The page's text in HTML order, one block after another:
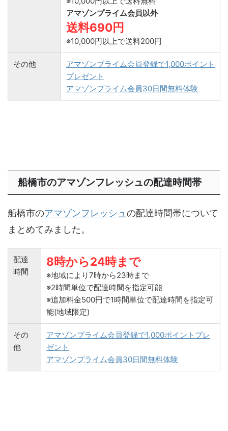
アマゾンプライム会員以外
送料690円
※10,000円以上で送料200円
その他
アマゾンプライム会員登録で1,000ポイント
プレゼント
アマゾンプライム会員30日間無料体験
船橋市のアマゾンフレッシュの配達時間帯
船橋市のアマゾンフレッシュ の配達時間帯について
まとめてみました。
配達
時間
8時から24時まで
※地域により7時から23時まで
※2時間単位で配達時間を指定可能
※追加料金500円で1時間単位で配達時間を指定可
能(地域限定)
その
他
アマゾンプライム会員登録で1,000ポイントプレ
ゼント
アマゾンプライム会員30日間無料体験